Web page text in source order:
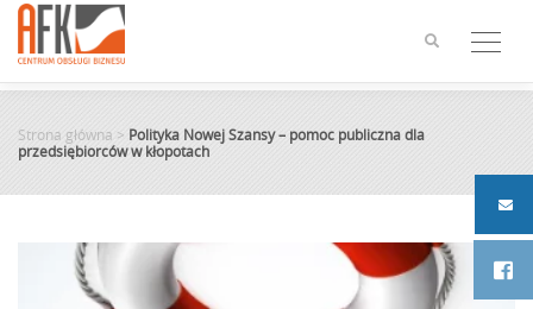
content
Strona główna > Polityka Nowej Szansy – pomoc publiczna dla
przedsiębiorców w kłopotach